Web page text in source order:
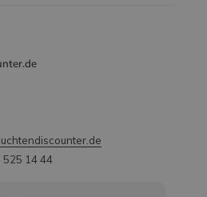
525 14 44